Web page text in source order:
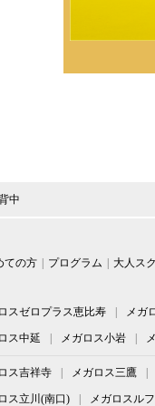
中
ての方 プログラム 大人ス
スゼロプラス恵比寿 メガ
ス中延 メガロス小岩
ス吉祥寺 メガロス三鷹
ス立川(南口) メガロスル